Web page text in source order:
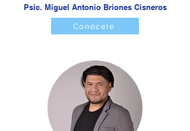
Psic. Miguel Antonio Briones Cisneros
Conócele